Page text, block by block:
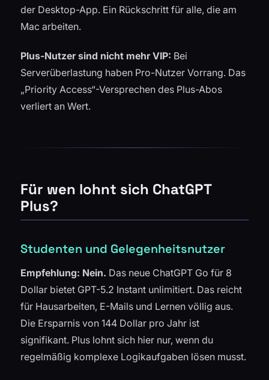
der Desktop-App. Ein Rückschritt für alle, die am
Mac arbeiten.
Plus-Nutzer sind nicht mehr VIP: Bei
Serverüberlastung haben Pro-Nutzer Vorrang. Das
„Priority Access“-Versprechen des Plus-Abos
verliert an Wert.
Für wen lohnt sich ChatGPT
Plus?
Studenten und Gelegenheitsnutzer
Empfehlung: Nein. Das neue ChatGPT Go für 8
Dollar bietet GPT-5.2 Instant unlimitiert. Das reicht
für Hausarbeiten, E-Mails und Lernen völlig aus.
Die Ersparnis von 144 Dollar pro Jahr ist
signifikant. Plus lohnt sich hier nur, wenn du
regelmäßig komplexe Logikaufgaben lösen musst.